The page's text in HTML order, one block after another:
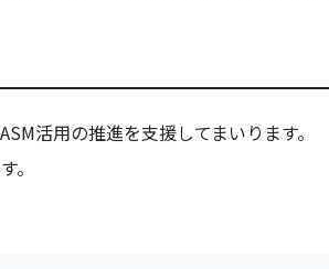
活用の推進を支援してまいります。
。